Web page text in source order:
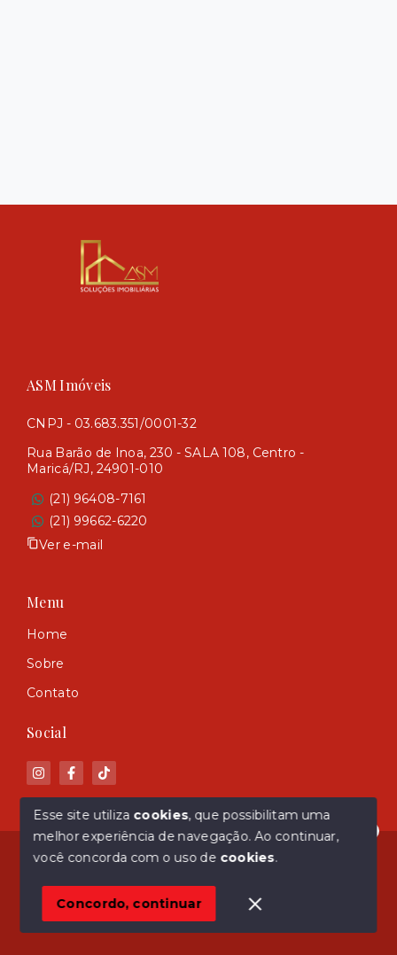
Olá! Estamos disponíveis para te ajudar.
ASM Imóveis
CNPJ - 03.683.351/0001-32
Rua Barão de Inoa, 230 - SALA 108, Centro -
Maricá/RJ, 24901-010
(21) 96408-7161
(21) 99662-6220
Ver e-mail
Menu
Home
Sobre
Contato
Social
© Copyright 2026 - ASM Imóveis - Todos os direitos
SITE PARA IMOBILIARIA
Esse site utiliza cookies, que possibilitam uma
melhor experiência de navegação.Ao continuar,
você concorda com o uso de cookies.
Concordo, continuar